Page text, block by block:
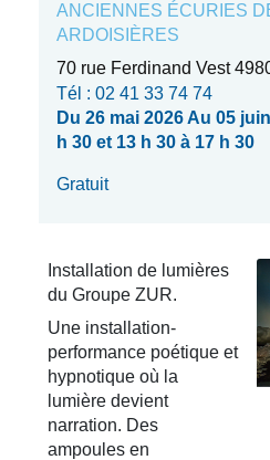
ANCIENNES ÉCURIES
ARDOISIÈRES
70 rue Ferdinand Vest
Tél : 02 41 33 74 74
Du 26 mai 2026 Au 05
h 30 et 13 h 30 à 17 h 30
Gratuit
Installation de lumières
du Groupe ZUR.
Une installation-
performance poétique et
hypnotique où la
lumière devient
narration. Des
ampoules en